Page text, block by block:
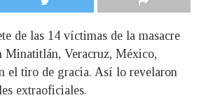
de las 14 víctimas de la masacre
Minatitlán, Veracruz, México,
el tiro de gracia. Así lo revelaron
extraoficiales.